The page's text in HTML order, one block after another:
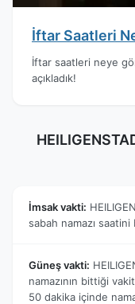
İftar Saatleri
İftar saatleri neye
açıkladık!
İmsak vakti:
sabah namazı saatini
Güneş vakti:
namazının bittiği
50 dakika içinde